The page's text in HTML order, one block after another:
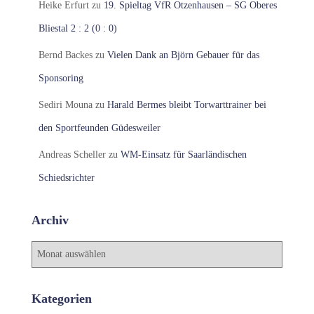
Heike Erfurt zu 19. Spieltag VfR Otzenhausen – SG Oberes
Bliestal 2 : 2 (0 : 0)
Bernd Backes zu Vielen Dank an Björn Gebauer für das
Sponsoring
Sediri Mouna zu Harald Bermes bleibt Torwarttrainer bei
den Sportfeunden Güdesweiler
Andreas Scheller zu WM-Einsatz für Saarländischen
Schiedsrichter
Archiv
A
h
Kategorien